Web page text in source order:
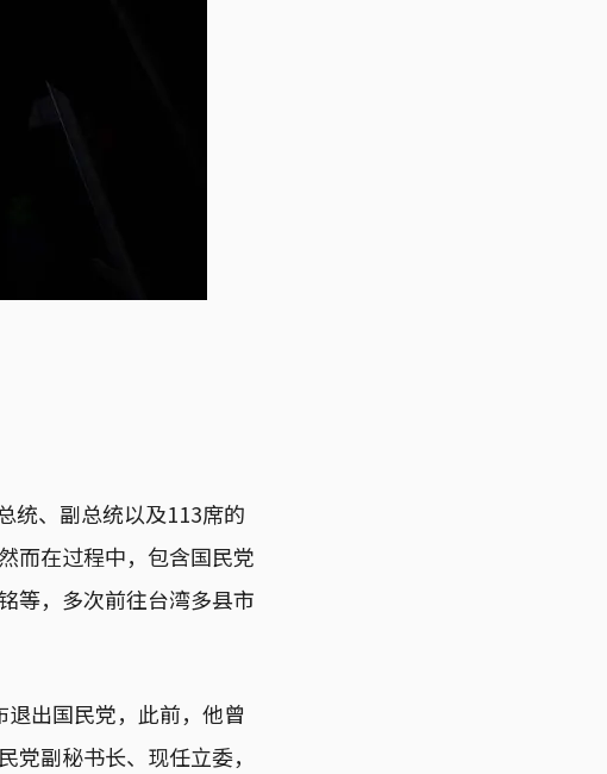
统、副总统以及113席的
而在过程中，包含国民党
等，多次前往台湾多县市
出国民党，此前，他曾
副秘书长、现任立委，